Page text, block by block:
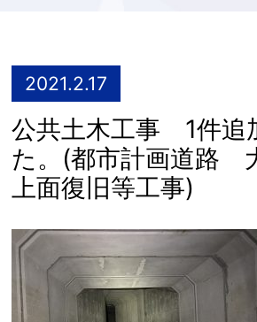
2021.2.17
公共土木工事 1件追
た。(都市計画道路
上面復旧等工事)